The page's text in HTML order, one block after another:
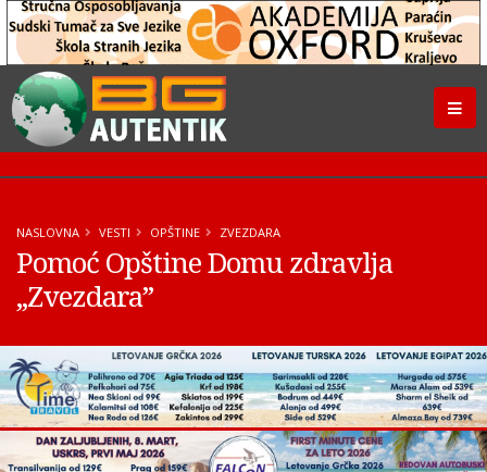
NASLOVNA VESTI OPŠTINE ZVEZDARA
Pomoć Opštine Domu zdravlja
„Zvezdara”